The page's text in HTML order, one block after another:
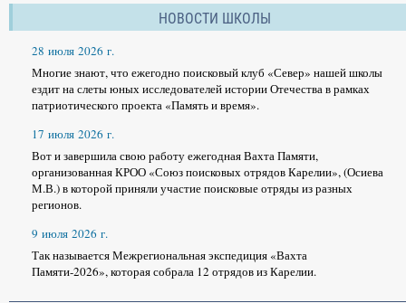
НОВОСТИ ШКОЛЫ
28 июля 2026 г.
Многие знают, что ежегодно поисковый клуб «Север» нашей школы
ездит на слеты юных исследователей истории Отечества в рамках
патриотического проекта «Память и время».
17 июля 2026 г.
Вот и завершила свою работу ежегодная Вахта Памяти,
организованная КРОО «Союз поисковых отрядов Карелии», (Осиева
М.В.) в которой приняли участие поисковые отряды из разных
регионов.
9 июля 2026 г.
Так называется Межрегиональная экспедиция «Вахта
Памяти-2026», которая собрала 12 отрядов из Карелии.